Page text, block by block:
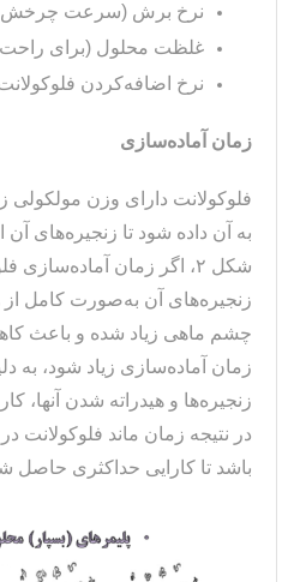
نرخ برش (سرعت چرخش
غلظت محلول (برای
نرخ اضافه‌کردن
زمان آماده‌سازی
فلوکولانت دارای وزن مولکولی
به آن داده شود تا زنجیره‌های آن
شکل ۲، اگر زمان آماده‌سازی
زنجیره‌های آن به‌صورت کامل از
چشم ماهی زیاد شده و باعث
زمان آماده‌سازی زیاد شود، به
زنجیره‌ها و هیدراته شدن آنها،
در نتیجه زمان ماند فلوکولانت در
باشد تا کارایی حداکثری حاصل